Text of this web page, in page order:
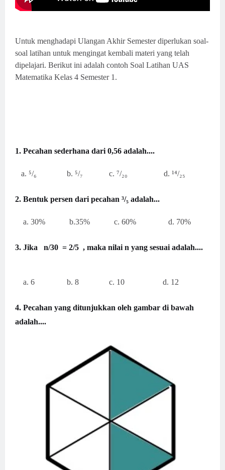
Untuk menghadapi Ulangan Akhir Semester diperlukan soal-
soal latihan untuk mengingat kembali materi yang telah
dipelajari. Berikut ini adalah contoh Soal Latihan UAS
Matematika Kelas 4 Semester 1.
1. Pecahan sederhana dari 0,56 adalah....
a. ⁵/₆ b. ⁵/₇ c. ⁷/₂₀ d. ¹⁴/₂₅
2. Bentuk persen dari pecahan ³/₅ adalah...
a. 30% b.35% c. 60% d. 70%
3. Jika n/30 = 2/5 , maka nilai n yang sesuai adalah....
a. 6 b. 8 c. 10 d. 12
4. Pecahan yang ditunjukkan oleh gambar di bawah
adalah....